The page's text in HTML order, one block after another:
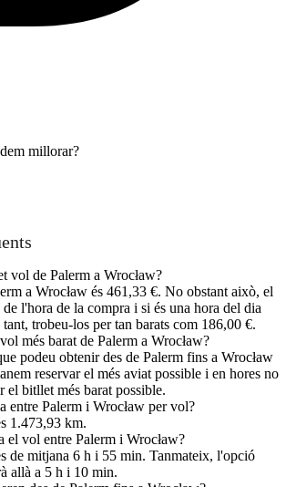
millorar?
vol de Palerm a Wrocław?
a Wrocław és 461,33 €. No obstant això, el
l'hora de la compra i si és una hora del dia
trobeu-los per tan barats com 186,00 €.
més barat de Palerm a Wrocław?
podeu obtenir des de Palerm fins a Wrocław
reservar el més aviat possible i en hores no
el bitllet més barat possible.
entre Palerm i Wrocław per vol?
1.473,93 km.
el vol entre Palerm i Wrocław?
de mitjana 6 h i 55 min. Tanmateix, l'opció
allà a 5 h i 10 min.